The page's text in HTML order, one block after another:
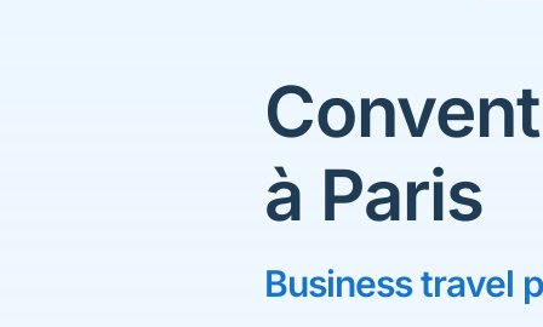
à Paris
Business travel